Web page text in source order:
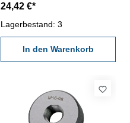
Nennmaß: M 2,5 x 0,45
24,42 €*
Lagerbestand: 3
In den Warenkorb